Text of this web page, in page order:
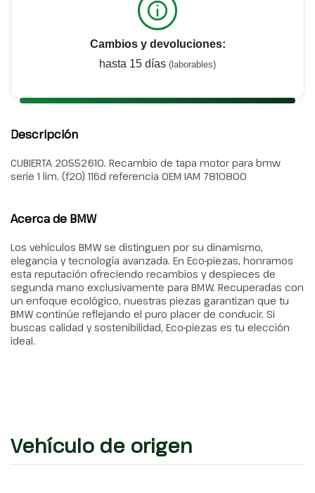
Cambios y devoluciones:
hasta 15 días (laborables)
Descripción
CUBIERTA 20552610. Recambio de tapa motor para bmw
serie 1 lim. (f20) 116d referencia OEM IAM 7810800
Acerca de BMW
Los vehículos BMW se distinguen por su dinamismo,
elegancia y tecnología avanzada. En Eco-piezas, honramos
esta reputación ofreciendo recambios y despieces de
segunda mano exclusivamente para BMW. Recuperadas con
un enfoque ecológico, nuestras piezas garantizan que tu
BMW continúe reflejando el puro placer de conducir. Si
buscas calidad y sostenibilidad, Eco-piezas es tu elección
ideal.
Vehículo de origen